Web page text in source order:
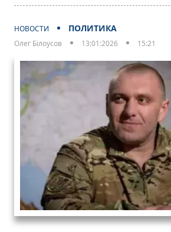
НОВОСТИ ПОЛИТИКА
Олег Білоусов 13:01:2026 15:21